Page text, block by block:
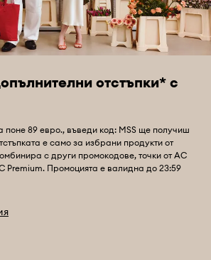
отстъпки* с
поне 89 евро., въведи код: MSS ще получиш
е само за избрани продукти от
с други промокодове, точки от AC
Premium. Промоцията е валидна до 23:59